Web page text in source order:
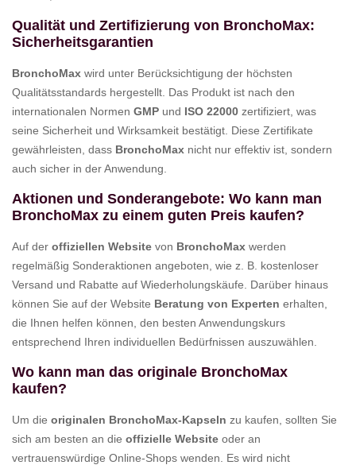
Qualität und Zertifizierung von BronchoMax:
Sicherheitsgarantien
BronchoMax wird unter Berücksichtigung der höchsten
Qualitätsstandards hergestellt. Das Produkt ist nach den
internationalen Normen GMP und ISO 22000 zertifiziert, was
seine Sicherheit und Wirksamkeit bestätigt. Diese Zertifikate
gewährleisten, dass BronchoMax nicht nur effektiv ist, sondern
auch sicher in der Anwendung.
Aktionen und Sonderangebote: Wo kann man
BronchoMax zu einem guten Preis kaufen?
Auf der offiziellen Website von BronchoMax werden
regelmäßig Sonderaktionen angeboten, wie z. B. kostenloser
Versand und Rabatte auf Wiederholungskäufe. Darüber hinaus
können Sie auf der Website Beratung von Experten erhalten,
die Ihnen helfen können, den besten Anwendungskurs
entsprechend Ihren individuellen Bedürfnissen auszuwählen.
Wo kann man das originale BronchoMax
kaufen?
Um die originalen BronchoMax-Kapseln zu kaufen, sollten Sie
sich am besten an die offizielle Website oder an
vertrauenswürdige Online-Shops wenden. Es wird nicht